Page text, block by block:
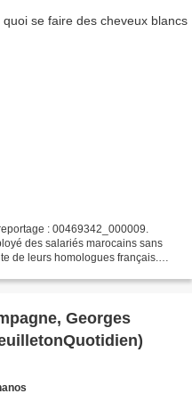
: 00469342_000009.
des salariés marocains sans
de leurs homologues français.
Georges